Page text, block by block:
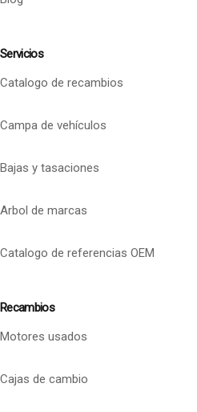
Servicios
Catalogo de recambios
Campa de vehículos
Bajas y tasaciones
Arbol de marcas
Catalogo de referencias OEM
Recambios
Motores usados
Cajas de cambio